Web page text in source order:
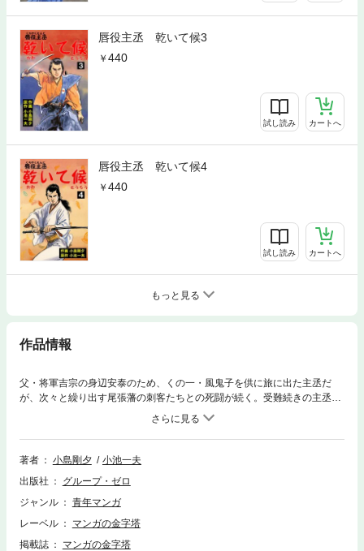
唇役主丞 乾いて候3
440
試し読み カートへ
唇役主丞 乾いて候4
440
試し読み カートへ
もっと見る
作品情報
父・将軍吉宗の身辺安泰のため、くの一・風鬼子を供に旅に出た主丞だ
が、次々と繰り出す尾張藩の刺客たちとの死闘が続く。受難続きの主丞の
前に現われる新たな刺客、霞流闇撃ちの達者とは!?収録作「背越しの殺気
漬け」ほか「微塵御膳（みじんごぜ）」「身も世も霰（あられ）」「風姿
花露（かぜのすがたはなのつゆ）」「終り宿」の全5話を収録。
著者
小島剛夕
小池一夫
出版社
グループ・ゼロ
ジャンル
青年マンガ
レーベル
マンガの金字塔
掲載誌
マンガの金字塔